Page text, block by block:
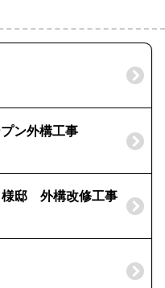
ン外構工事
様邸 外構改修工事